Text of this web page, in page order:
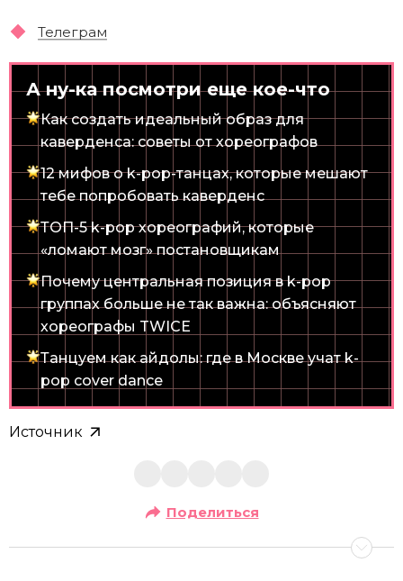
Телеграм
А ну-ка посмотри еще кое-что
Как создать идеальный образ для
каверденса: советы от хореографов
12 мифов о k-pop-танцах, которые мешают
тебе попробовать каверденс
ТОП-5 k-pop хореографий, которые
«ломают мозг» постановщикам
Почему центральная позиция в k-pop
группах больше не так важна: объясняют
хореографы TWICE
Танцуем как айдолы: где в Москве учат k-
pop cover dance
Источник
Поделиться